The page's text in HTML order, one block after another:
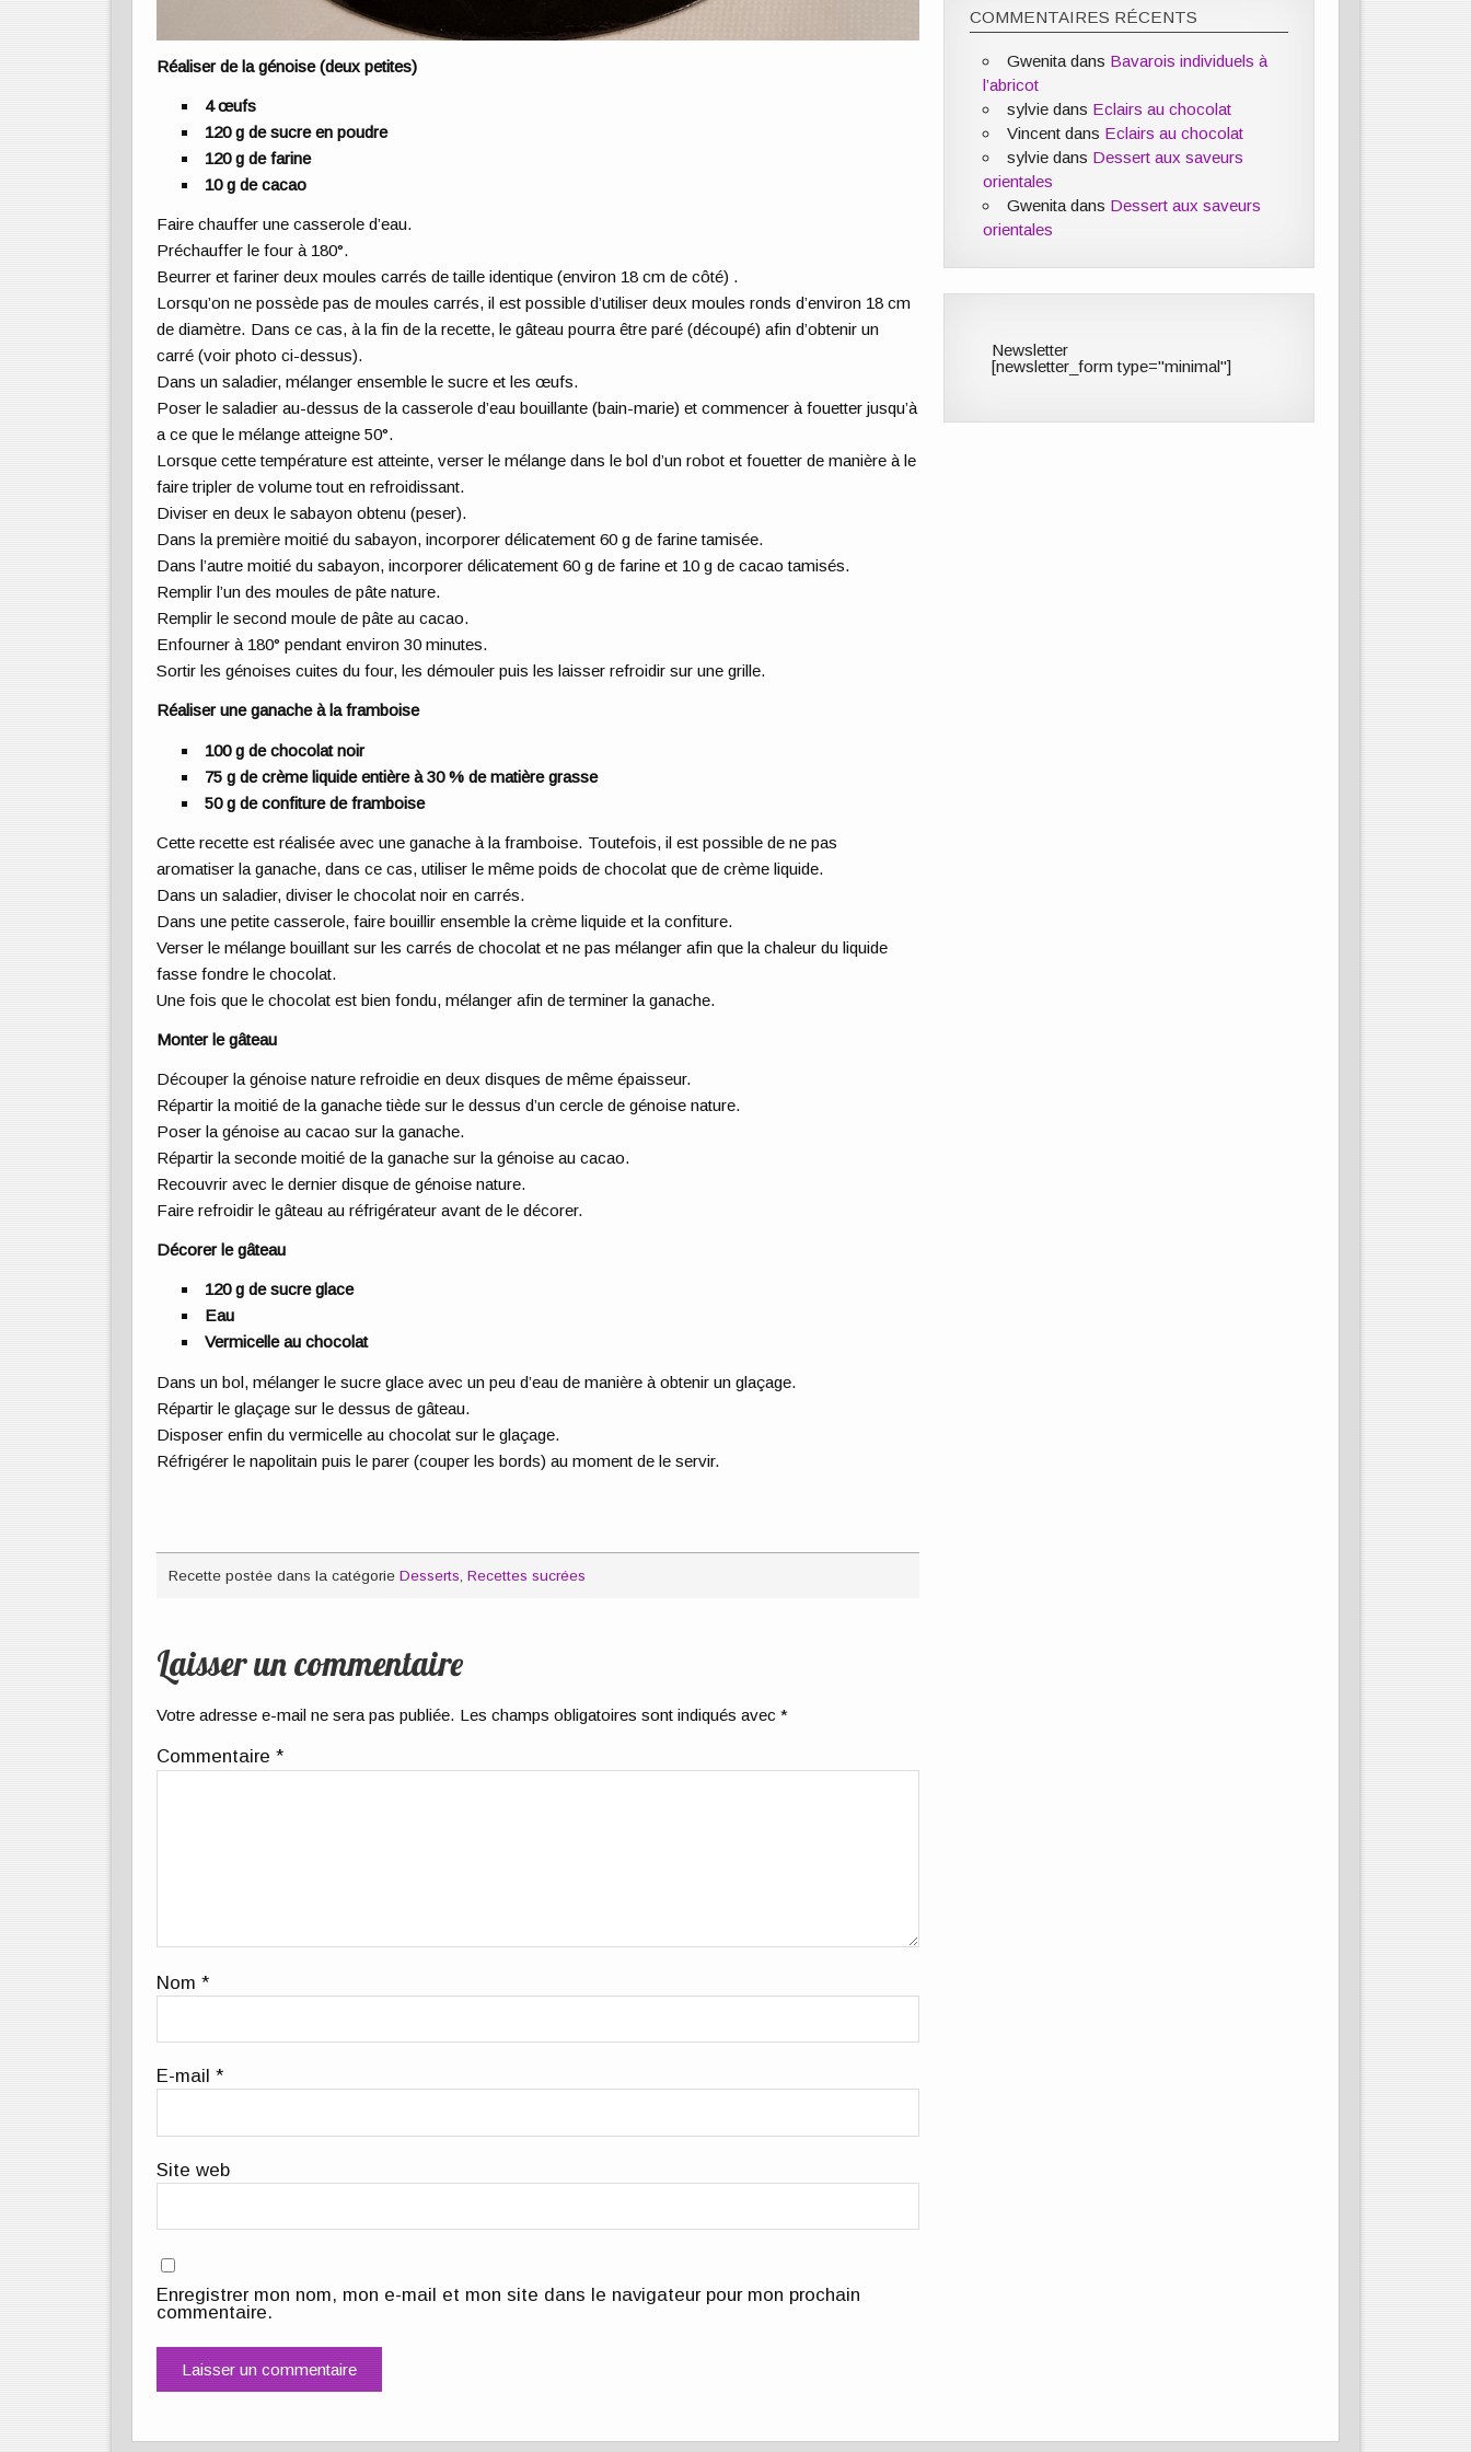
Réaliser de la génoise (deux petites)
4 œufs
120 g de sucre en poudre
120 g de farine
10 g de cacao
Faire chauffer une casserole d’eau.
Préchauffer le four à 180°.
Beurrer et fariner deux moules carrés de taille identique (environ 18 cm de côté) .
Lorsqu’on ne possède pas de moules carrés, il est possible d’utiliser deux moules ronds d’environ 18 cm
de diamètre. Dans ce cas, à la fin de la recette, le gâteau pourra être paré (découpé) afin d’obtenir un
carré (voir photo ci-dessus).
Dans un saladier, mélanger ensemble le sucre et les œufs.
Poser le saladier au-dessus de la casserole d’eau bouillante (bain-marie) et commencer à fouetter jusqu’à
a ce que le mélange atteigne 50°.
Lorsque cette température est atteinte, verser le mélange dans le bol d’un robot et fouetter de manière à le
faire tripler de volume tout en refroidissant.
Diviser en deux le sabayon obtenu (peser).
Dans la première moitié du sabayon, incorporer délicatement 60 g de farine tamisée.
Dans l’autre moitié du sabayon, incorporer délicatement 60 g de farine et 10 g de cacao tamisés.
Remplir l’un des moules de pâte nature.
Remplir le second moule de pâte au cacao.
Enfourner à 180° pendant environ 30 minutes.
Sortir les génoises cuites du four, les démouler puis les laisser refroidir sur une grille.
Réaliser une ganache à la framboise
100 g de chocolat noir
75 g de crème liquide entière à 30 % de matière grasse
50 g de confiture de framboise
Cette recette est réalisée avec une ganache à la framboise. Toutefois, il est possible de ne pas
aromatiser la ganache, dans ce cas, utiliser le même poids de chocolat que de crème liquide.
Dans un saladier, diviser le chocolat noir en carrés.
Dans une petite casserole, faire bouillir ensemble la crème liquide et la confiture.
Verser le mélange bouillant sur les carrés de chocolat et ne pas mélanger afin que la chaleur du liquide
fasse fondre le chocolat.
Une fois que le chocolat est bien fondu, mélanger afin de terminer la ganache.
Monter le gâteau
Découper la génoise nature refroidie en deux disques de même épaisseur.
Répartir la moitié de la ganache tiède sur le dessus d’un cercle de génoise nature.
Poser la génoise au cacao sur la ganache.
Répartir la seconde moitié de la ganache sur la génoise au cacao.
Recouvrir avec le dernier disque de génoise nature.
Faire refroidir le gâteau au réfrigérateur avant de le décorer.
Décorer le gâteau
120 g de sucre glace
Eau
Vermicelle au chocolat
Dans un bol, mélanger le sucre glace avec un peu d’eau de manière à obtenir un glaçage.
Répartir le glaçage sur le dessus de gâteau.
Disposer enfin du vermicelle au chocolat sur le glaçage.
Réfrigérer le napolitain puis le parer (couper les bords) au moment de le servir.
Recette postée dans la catégorie Desserts Recettes sucrées
Laisser un commentaire
Votre adresse e-mail ne sera pas publiée. Les champs obligatoires sont indiqués avec*
Commentaire*
Nom*
E-mail*
Site web
Enregistrer mon nom, mon e-mail et mon site dans le navigateur pour mon prochain
commentaire.
COMMENTAIRES RÉCENTS
Gwenitadans Bavarois individuels à
l’abricot
sylviedans Eclairs au chocolat
Vincentdans Eclairs au chocolat
sylviedans Dessert aux saveurs
orientales
Gwenitadans Dessert aux saveurs
orientales
Newsletter
[newsletter_form type="minimal"]